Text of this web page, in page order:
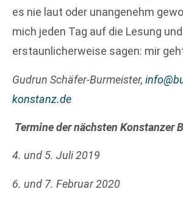
es nie laut oder unangenehm
mich jeden Tag auf die Lesung
erstaunlicherweise sagen: mir
Gudrun Schäfer-Burmeister,
konstanz.de
Termine der nächsten Konstanzer
4. und 5. Juli 2019
6. und 7. Februar 2020